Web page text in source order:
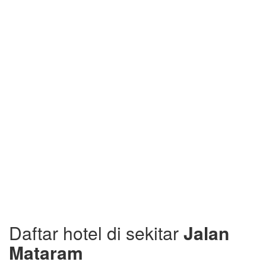
Daftar hotel di sekitarJalan
Mataram